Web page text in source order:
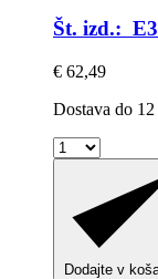
Št. izd.:
€ 62,49
Dostava do 12
Dodajte v